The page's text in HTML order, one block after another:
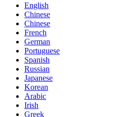
English
Chinese
Chinese
French
German
Portuguese
Spanish
Russian
Japanese
Korean
Arabic
Irish
Greek